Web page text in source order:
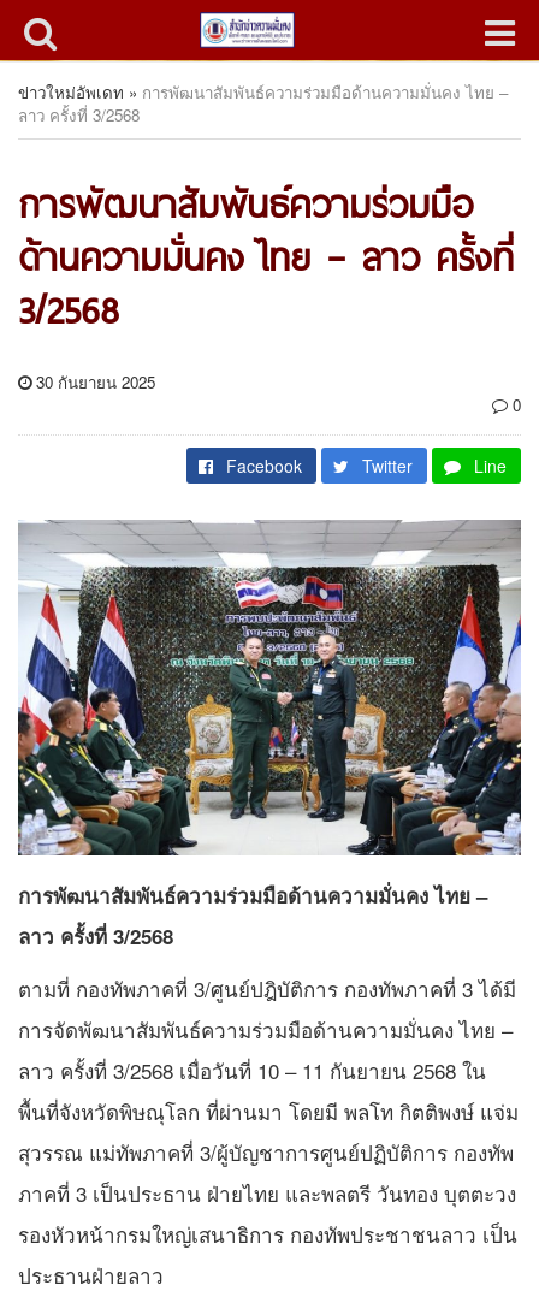
ข่าวใหม่อัพเดท » การพัฒนาสัมพันธ์ความร่วมมือด้านความมั่นคง ไทย –
ลาว ครั้งที่ 3/2568
การพัฒนาสัมพันธ์ความร่วมมือ
ด้านความมั่นคง ไทย – ลาว ครั้งที่
3/2568
30 กันยายน 2025
0
Facebook Twitter Line
การพัฒนาสัมพันธ์ความร่วมมือด้านความมั่นคง ไทย –
ลาว ครั้งที่ 3/2568
ตามที่ กองทัพภาคที่ 3/ศูนย์ปฎิบัติการ กองทัพภาคที่ 3 ได้มี
การจัดพัฒนาสัมพันธ์ความร่วมมือด้านความมั่นคง ไทย –
ลาว ครั้งที่ 3/2568 เมื่อวันที่ 10 – 11 กันยายน 2568 ใน
พื้นที่จังหวัดพิษณุโลก ที่ผ่านมา โดยมี พลโท กิตติพงษ์ แจ่ม
สุวรรณ แม่ทัพภาคที่ 3/ผู้บัญชาการศูนย์ปฏิบัติการ กองทัพ
ภาคที่ 3 เป็นประธาน ฝ่ายไทย และพลตรี วันทอง บุตตะวง
รองหัวหน้ากรมใหญ่เสนาธิการ กองทัพประชาชนลาว เป็น
ประธานฝ่ายลาว